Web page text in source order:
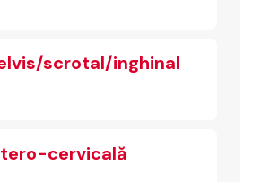
scrotal/inghinal
cervicală